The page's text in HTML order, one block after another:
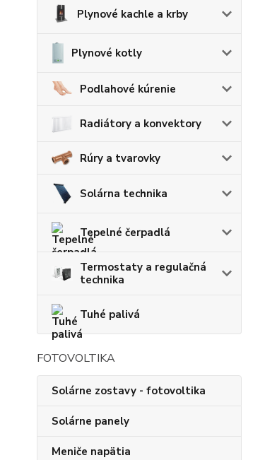
Plynové kachle a krby
Plynové kotly
Podlahové kúrenie
Radiátory a konvektory
Rúry a tvarovky
Solárna technika
Tepelné čerpadlá
Termostaty a regulačná
technika
Tuhé palivá
FOTOVOLTIKA
Solárne zostavy - fotovoltika
Solárne panely
Meniče napätia